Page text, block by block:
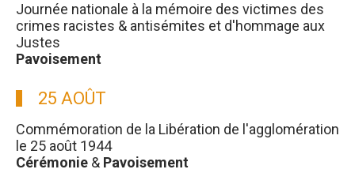
Journée nationale à la mémoire des victimes des
crimes racistes & antisémites et d'hommage aux
Justes
Pavoisement
25 AOÛT
Commémoration de la Libération de l'agglomération
le 25 août 1944
Cérémonie & Pavoisement